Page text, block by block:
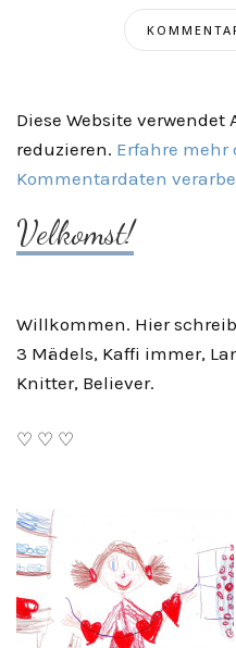
Diese Website
reduzieren. Erfahre mehr
Kommentardaten
Velkomst!
Willkommen. Hier
3 Mädels, Kaffi immer,
Knitter, Believer.
♡ ♡ ♡